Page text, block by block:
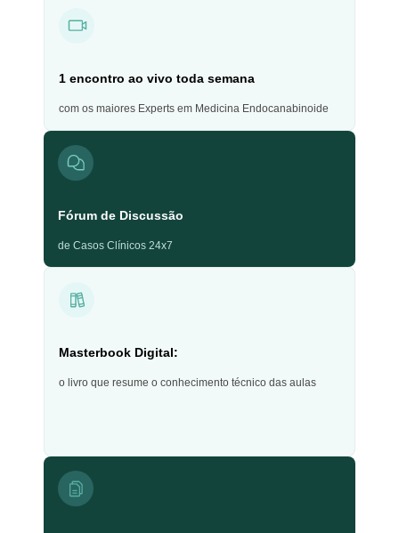
1 encontro ao vivo toda semana
com os maiores Experts em Medicina Endocanabinoide
Fórum de Discussão
de Casos Clínicos 24x7
Masterbook Digital:
o livro que resume o conhecimento técnico das aulas